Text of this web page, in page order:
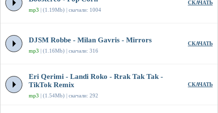
mp3 | (1.19Mb) | скачали: 1004
СКАЧАТЬ
DJSM Robbe - Milan Gavris - Mirrors
mp3 | (1.16Mb) | скачали: 316
СКАЧАТЬ
Eri Qerimi - Landi Roko - Rrak Tak Tak -
TikTok Remix
mp3 | (1.54Mb) | скачали: 292
СКАЧАТЬ